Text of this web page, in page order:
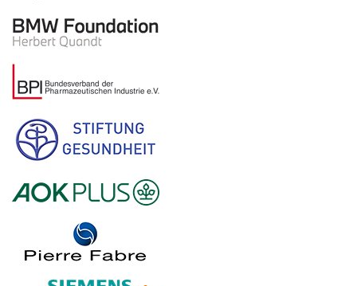
Logo – BMW Foundation Herbert Quandt
Logo – BDI Bundesverband der Pharmazeutischen
Logo – Stiftung Gesundheit
Logo – AOK PLUS
Logo – Pierre Fabre Pharma